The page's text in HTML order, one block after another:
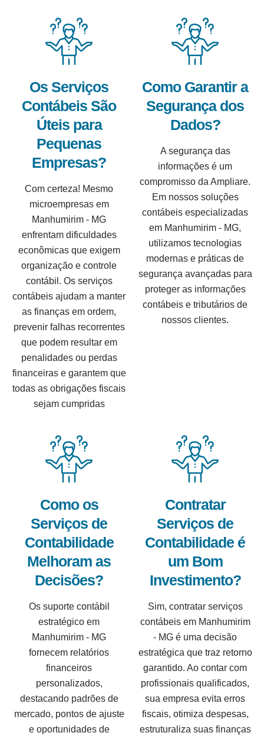
Os Serviços
Contábeis São
Úteis para
Pequenas
Empresas?
Com certeza! Mesmo
microempresas em
Manhumirim - MG
enfrentam dificuldades
econômicas que exigem
organização e controle
contábil. Os serviços
contábeis ajudam a manter
as finanças em ordem,
prevenir falhas recorrentes
que podem resultar em
penalidades ou perdas
financeiras e garantem que
todas as obrigações fiscais
sejam cumpridas
Como Garantir a
Segurança dos
Dados?
A segurança das
informações é um
compromisso da Ampliare.
Em nossos soluções
contábeis especializadas
em Manhumirim - MG,
utilizamos tecnologias
modernas e práticas de
segurança avançadas para
proteger as informações
contábeis e tributários de
nossos clientes.
Como os
Serviços de
Contabilidade
Melhoram as
Decisões?
Os suporte contábil
estratégico em
Manhumirim - MG
fornecem relatórios
financeiros
personalizados,
destacando padrões de
mercado, pontos de ajuste
e oportunidades de
Contratar
Serviços de
Contabilidade é
um Bom
Investimento?
Sim, contratar serviços
contábeis em Manhumirim
- MG é uma decisão
estratégica que traz retorno
garantido. Ao contar com
profissionais qualificados,
sua empresa evita erros
fiscais, otimiza despesas,
estruturaliza suas finanças